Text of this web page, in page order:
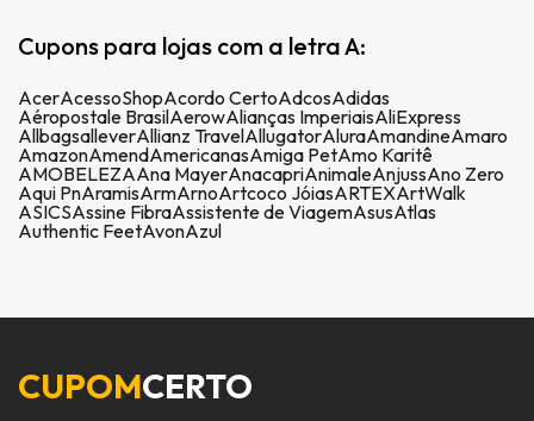
Cupons para lojas com a letra A:
AcerAcessoShopAcordo CertoAdcosAdidas
Aéropostale BrasilAerowAlianças ImperiaisAliExpress
AllbagsalleverAllianz TravelAllugatorAluraAmandineAmaro
AmazonAmendAmericanasAmiga PetAmo Karitê
AMOBELEZAAna MayerAnacapriAnimaleAnjussAno Zero
Aqui PnAramisArmArnoArtcoco JóiasARTEXArtWalk
ASICSAssine FibraAssistente de ViagemAsusAtlas
Authentic FeetAvonAzul
CUPOMCERTO